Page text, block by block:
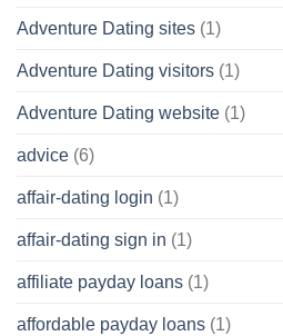
Adventure Dating sites (1)
Adventure Dating visitors (1)
Adventure Dating website (1)
advice (6)
affair-dating login (1)
affair-dating sign in (1)
affiliate payday loans (1)
affordable payday loans (1)